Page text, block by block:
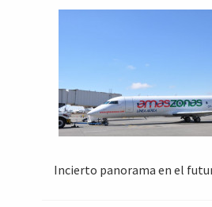
Incierto panorama en el